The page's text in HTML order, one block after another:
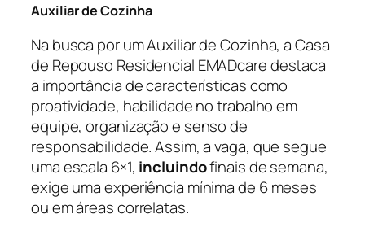
Auxiliar de Cozinha
Na busca por um Auxiliar de Cozinha, a Casa
de Repouso Residencial EMADcare destaca
a importância de características como
proatividade, habilidade no trabalho em
equipe, organização e senso de
responsabilidade. Assim, a vaga, que segue
uma escala 6×1, incluindofinais de semana,
exige uma experiência mínima de 6 meses
ou em áreas correlatas.